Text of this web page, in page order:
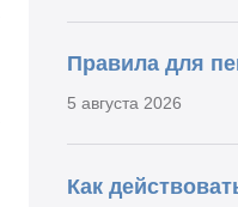
Правила для
5 августа 2026
Как